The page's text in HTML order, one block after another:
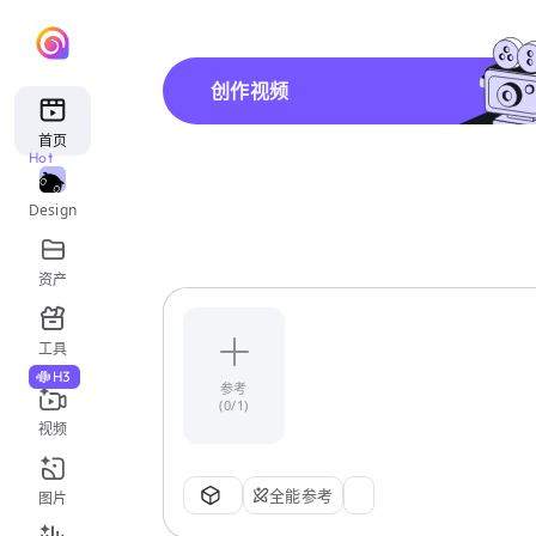
首页
Design
Hot
资产
工具
视频
H3
图片
创作视频
参考
(0/1)
全能参考